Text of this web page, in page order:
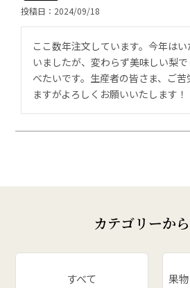
投稿日 2024/09/18
ここ数年注文しています。今年は
いましたが、変わらず美味しい梨
べたいです。生産者の皆さま、ご
ますがよろしくお願いいたします！
カテゴリーか
すべて 果